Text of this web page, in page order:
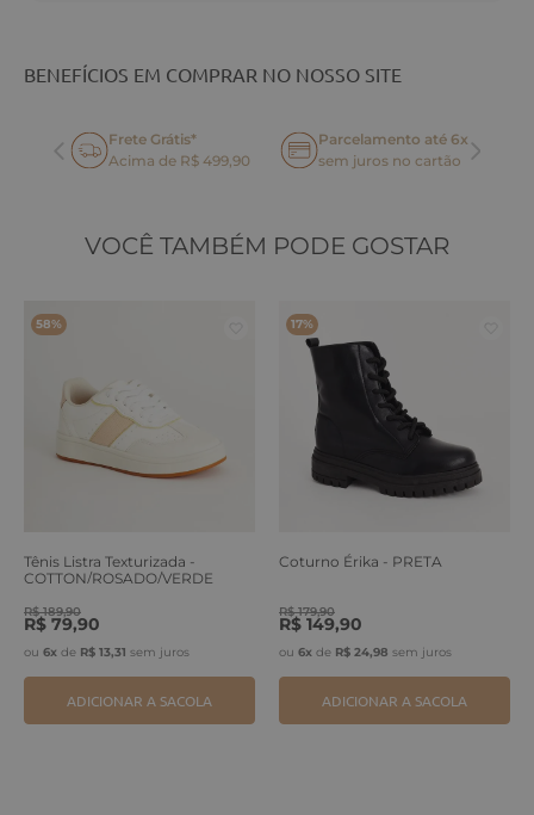
BENEFÍCIOS EM COMPRAR NO NOSSO SITE
Frete Grátis*
Acima de R$ 499,90
Parcelamento até 6x
sem juros no cartão
VOCÊ TAMBÉM PODE GOSTAR
58%
Tênis Listra Texturizada -
COTTON/ROSADO/VERDE
R$ 189,90
R$ 79,90
ou 6x de R$ 13,31 sem juros
ADICIONAR A SACOLA
17%
Coturno Érika - PRETA
R$ 179,90
R$ 149,90
ou 6x de R$ 24,98 sem juros
ADICIONAR A SACOLA